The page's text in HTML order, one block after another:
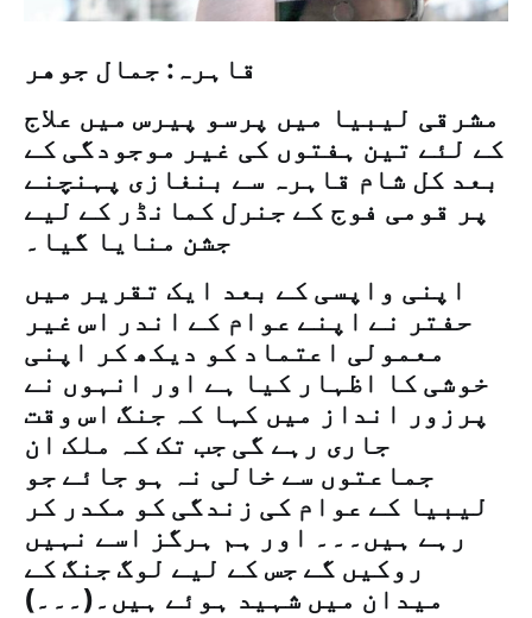
قاہرہ: جمال جوهر
مشرقی لیبیا میں پرسو پیرس میں علاج
کے لئے تین ہفتوں کی غیر موجودگی کے
بعد کل شام قاہرہ سے بنغازی پہنچنے
پر قومی فوج کے جنرل کمانڈر کے لیے
جشن منایا گیا۔
اپنی واپسی کے بعد ایک تقریر میں
حفتر نے اپنے عوام کے اندر اس غیر
معمولی اعتماد کو دیکھ کر اپنی
خوشی کا اظہار کیا ہے اور انہوں نے
پرزور انداز میں کہا کہ جنگ اس وقت
جاری رہے گی جب تک کہ ملک ان
جماعتوں سے خالی نہ ہو جائے جو
لیبیا کے عوام کی زندگی کو مکدر کر
رہے ہیں۔۔۔ اور ہم ہرگز اسے نہیں
روکیں گے جس کے لیے لوگ جنگ کے
ميدان میں شہید ہوئے ہیں۔(۔۔۔)